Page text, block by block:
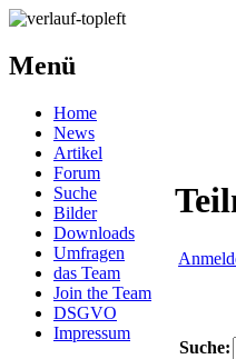
Menü
Home
News
Artikel
Forum
Suche
Bilder
Downloads
Umfragen
das Team
Join the Team
DSGVO
Impressum
Suche: